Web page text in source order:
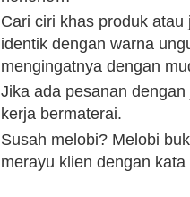
Cari ciri khas produk
identik dengan warna
mengingatnya dengan
Jika ada pesanan
kerja bermaterai.
Susah melobi? Melobi
merayu klien dengan